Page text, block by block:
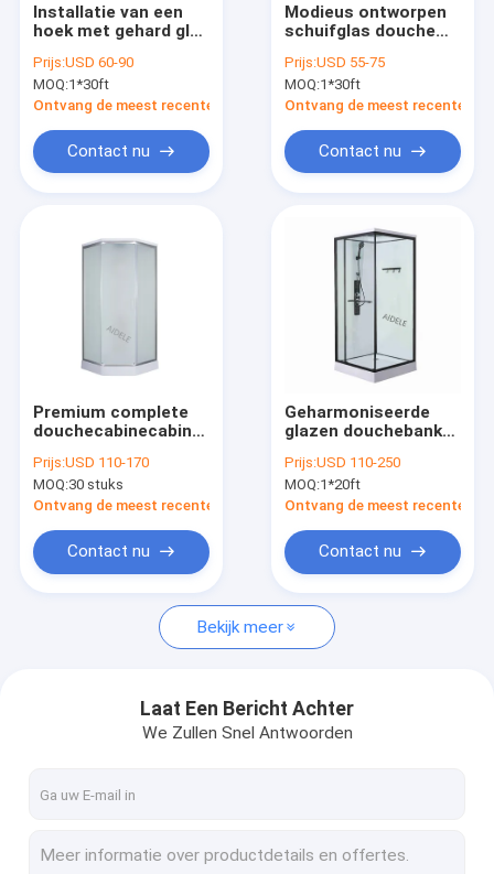
Producten
Kwaliteitscontrole
Neem contact met ons op
Eenvoudige Doucheruimte
douchebijlage
Installatie van een
hoek met gehard glas
ruimtebesparend
ontwerp geschikt
voor kleine
Prijs:USD 60-90
MOQ:1*30ft
Ontvang de meest recente Prijs
Contact nu
Modieus ontworpen
schuifglas douche
Prijs:USD 55-75
MOQ:1*30ft
Ontvang de meest recente
Contact nu
Premium complete
douchecabinecabine
badkamers
Prijs:USD 110-170
MOQ:30 stuks
Ontvang de meest recente Prijs
Contact nu
Geharmoniseerde
glazen douchebank
ruimte, die meer
privacy en
geluidsreductie biedt
gemeenschappelijke
badkamers
Prijs:USD 110-250
MOQ:1*20ft
Ontvang de meest recente
Contact nu
Bekijk meer
Laat Een Bericht Achter
We Zullen Snel Antwoorden